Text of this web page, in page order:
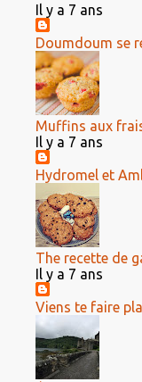
Il y a 7 ans
Doumdoum se
Muffins aux
Il y a 7 ans
Hydromel et
The recette de
Il y a 7 ans
Viens te faire